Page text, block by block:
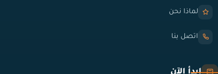
لماذا نحن
اتصل بنا